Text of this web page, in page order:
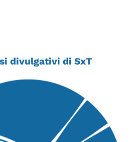
divulgativi di SxT